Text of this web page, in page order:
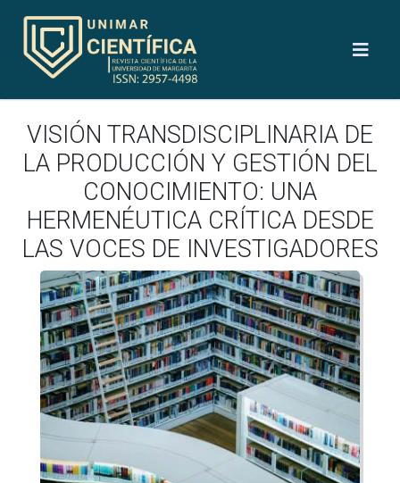
VISIÓN TRANSDISCIPLINARIA DE
LA PRODUCCIÓN Y GESTIÓN DEL
CONOCIMIENTO: UNA
HERMENÉUTICA CRÍTICA DESDE
LAS VOCES DE INVESTIGADORES